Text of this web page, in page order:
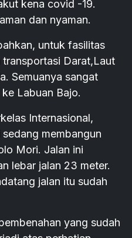
kena covid -19.
dan nyaman.
untuk fasilitas
Darat,Laut
Semuanya sangat
Labuan Bajo.
Internasional,
membangun
Mori. Jalan ini
lebar jalan 23 meter.
jalan itu sudah
yang sudah